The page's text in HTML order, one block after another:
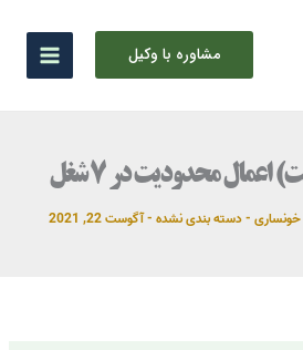
مشاوره با وکیل
اعمال محدودیت در ۷ شغل
خونساری -دسته بندی نشده -آگوست 22, 2021